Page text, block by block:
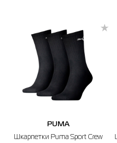
PUMA
Шкарпетки Puma Sport Crew